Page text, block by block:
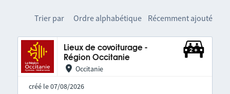
Trier par Ordre alphabétique Récemment ajouté
Lieux de covoiturage -
Région Occitanie
Occitanie
créé le 07/08/2026